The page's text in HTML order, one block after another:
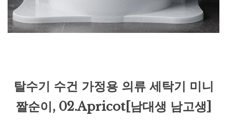
탈수기 수건 가정용 의류 세탁기 미니
짤순이, 02.Apricot[남대생 남고생]